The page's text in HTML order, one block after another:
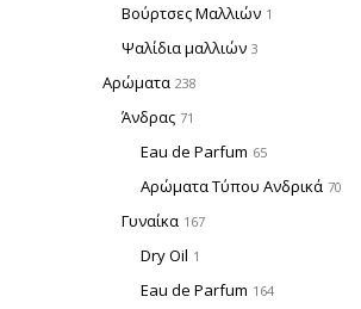
Βούρτσες Μαλλιών 1
Ψαλίδια μαλλιών 3
Αρώματα 238
Άνδρας 71
Eau de Parfum 65
Αρώματα Τύπου Ανδρικά 70
Γυναίκα 167
Dry Oil 1
Eau de Parfum 164